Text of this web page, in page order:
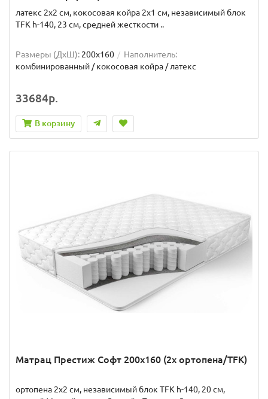
латекс 2x2 см, кокосовая койра 2x1 см, независимый блок
TFK h-140, 23 см, средней жесткости ..
Размеры (ДxШ): 200x160
Наполнитель:
комбинированный / кокосовая койра / латекс
33684р.
В корзину
Матрац Престиж Софт 200x160 (2x ортопена/TFK)
ортопена 2x2 см, независимый блок TFK h-140, 20 см,